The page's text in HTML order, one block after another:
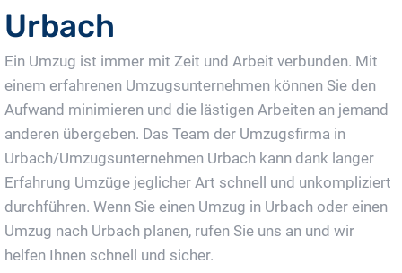
Urbach
Ein Umzug ist immer mit Zeit und Arbeit verbunden. Mit
einem erfahrenen Umzugsunternehmen können Sie den
Aufwand minimieren und die lästigen Arbeiten an jemand
anderen übergeben. Das Team der Umzugsfirma in
Urbach/Umzugsunternehmen Urbach kann dank langer
Erfahrung Umzüge jeglicher Art schnell und unkompliziert
durchführen. Wenn Sie einen Umzug in Urbach oder einen
Umzug nach Urbach planen, rufen Sie uns an und wir
helfen Ihnen schnell und sicher.